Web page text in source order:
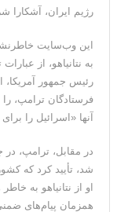
رژیم ایران، آشکارا
به نتانیاهو، از
رئیس جمهور آمریکا،
فرستادگان ترامپ،
آنها «اسرائیل را
در مقابل، ترامپ،
شد، تأیید کرد که
او از نتانیاهو به
همزمان پیام‌های